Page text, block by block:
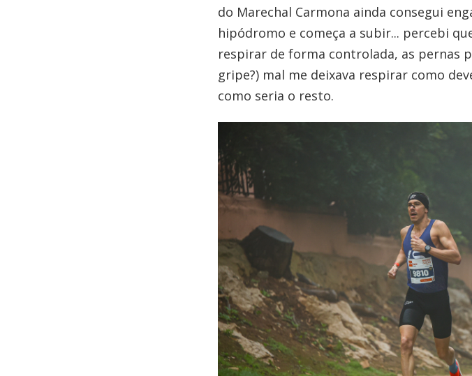
do Marechal Carmona ainda consegui
hipódromo e começa a subir... percebi
respirar de forma controlada, as pernas
gripe?) mal me deixava respirar como
como seria o resto.